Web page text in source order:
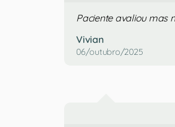
Paciente avaliou mas
Vivian
06/outubro/2025